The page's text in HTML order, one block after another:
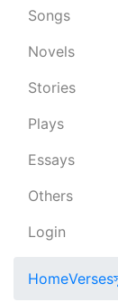
Songs
Novels
Stories
Plays
Essays
Others
Login
HomeVerses